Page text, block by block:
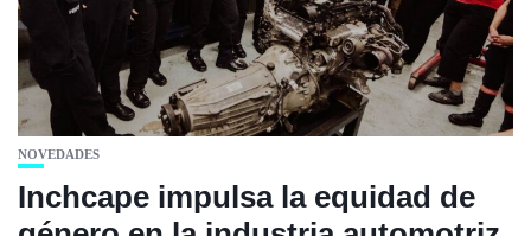
NOVEDADES
Inchcape impulsa la equidad de